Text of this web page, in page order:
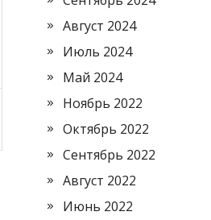
Август 2024
Июль 2024
Май 2024
Ноябрь 2022
Октябрь 2022
Сентябрь 2022
Август 2022
Июнь 2022